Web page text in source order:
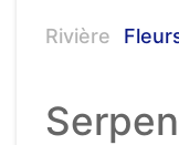
Rivière